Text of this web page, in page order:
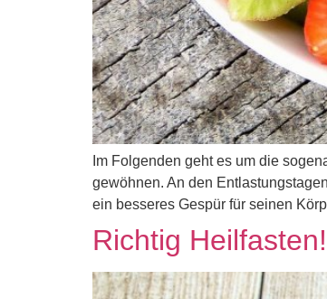
Im Folgenden geht es um die
gewöhnen. An den
ein besseres Gespür für seinen
Richtig Heilfasten!